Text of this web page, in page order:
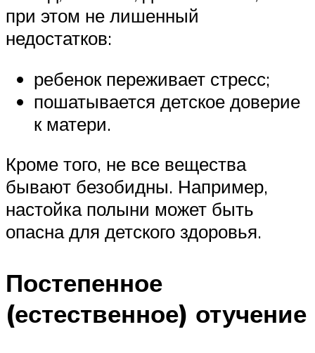
при этом не лишенный
недостатков:
ребенок переживает стресс;
пошатывается детское доверие
к матери.
Кроме того, не все вещества
бывают безобидны. Например,
настойка полыни может быть
опасна для детского здоровья.
Постепенное
(естественное) отучение